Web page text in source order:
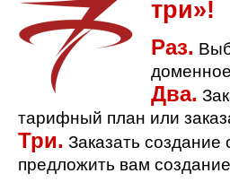
три»!
Раз.
Два.
тарифный план или
Три. Заказать
предложить вам